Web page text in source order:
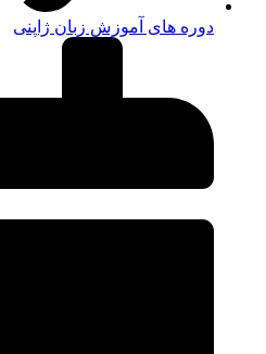
دوره های آموزش زبان ژاپنی